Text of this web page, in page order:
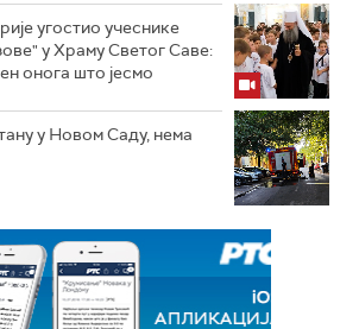
угостио учеснике
у Храму Светог Саве:
онога што јесмо
у Новом Саду, нема